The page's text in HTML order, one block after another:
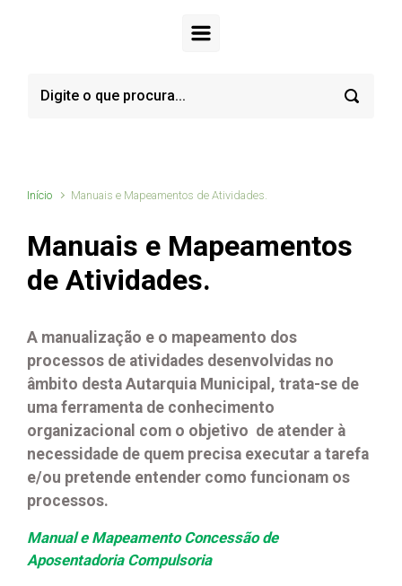
Início Manuais e Mapeamentos de Atividades.
Manuais e Mapeamentos
de Atividades.
A manualização e o mapeamento dos
processos de atividades desenvolvidas no
âmbito desta Autarquia Municipal, trata-se de
uma ferramenta de conhecimento
organizacional com o objetivo de atender à
necessidade de quem precisa executar a tarefa
e/ou pretende entender como funcionam os
processos.
Manual e Mapeamento Concessão de
Aposentadoria Compulsoria